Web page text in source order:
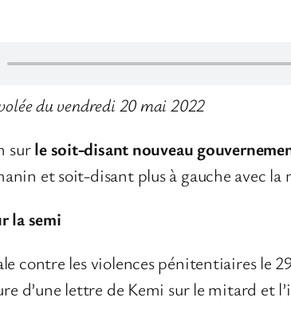
du vendredi 20 mai 2022
surle soit-disant nouveau
et soit-disant plus à gauche avec
la semi
contre les violences pénitentiaires le
d’une lettre de Kemi sur le mitard et